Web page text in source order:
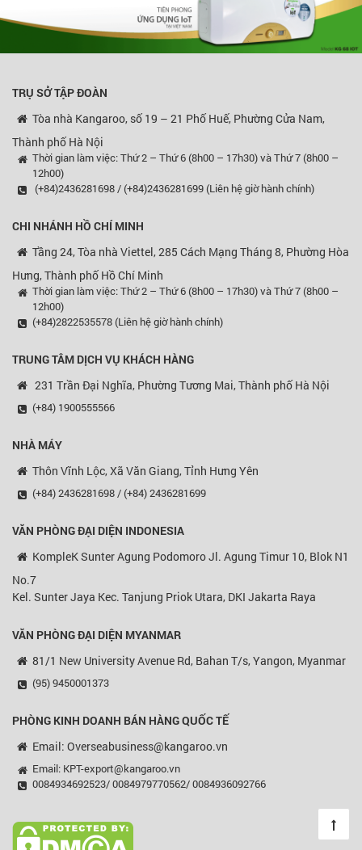
TRỤ SỞ TẬP ĐOÀN
Tòa nhà Kangaroo, số 19 – 21 Phố Huế, Phường Cửa Nam,
Thành phố Hà Nội
Thời gian làm việc: Thứ 2 – Thứ 6 (8h00 – 17h30) và Thứ 7 (8h00 –
12h00)
(+84)2436281698 / (+84)2436281699 (Liên hệ giờ hành chính)
CHI NHÁNH HỒ CHÍ MINH
Tầng 24, Tòa nhà Viettel, 285 Cách Mạng Tháng 8, Phường Hòa
Hưng, Thành phố Hồ Chí Minh
Thời gian làm việc: Thứ 2 – Thứ 6 (8h00 – 17h30) và Thứ 7 (8h00 –
12h00)
(+84)2822535578 (Liên hệ giờ hành chính)
TRUNG TÂM DỊCH VỤ KHÁCH HÀNG
231 Trần Đại Nghĩa, Phường Tương Mai, Thành phố Hà Nội
(+84) 1900555566
NHÀ MÁY
Thôn Vĩnh Lộc, Xã Văn Giang, Tỉnh Hưng Yên
(+84) 2436281698 / (+84) 2436281699
VĂN PHÒNG ĐẠI DIỆN INDONESIA
KompleK Sunter Agung Podomoro Jl. Agung Timur 10, Blok N1
No.7
Kel. Sunter Jaya Kec. Tanjung Priok Utara, DKI Jakarta Raya
VĂN PHÒNG ĐẠI DIỆN MYANMAR
81/1 New University Avenue Rd, Bahan T/s, Yangon, Myanmar
(95) 9450001373
PHÒNG KINH DOANH BÁN HÀNG QUỐC TẾ
Email: Overseabusiness@kangaroo.vn
Email: KPT-export@kangaroo.vn
0084934692523/ 0084979770562/ 0084936092766